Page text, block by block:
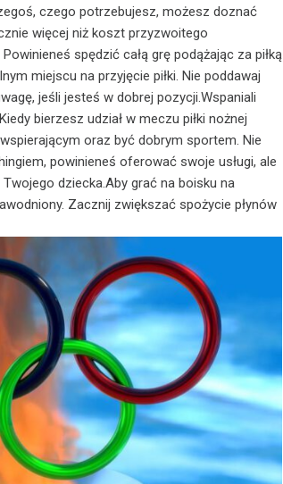
czego potrzebujesz, możesz doznać
więcej niż koszt przyzwoitego
spędzić całą grę podążając za piłką
miejscu na przyjęcie piłki. Nie poddawaj
jeśli jesteś w dobrej pozycji.Wspaniali
bierzesz udział w meczu piłki nożnej
oraz być dobrym sportem. Nie
powinieneś oferować swoje usługi, ale
dziecka.Aby grać na boisku na
Zacznij zwiększać spożycie płynów